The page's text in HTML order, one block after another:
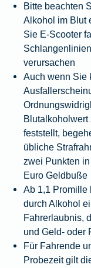
Bitte beachten
Alkohol im Blut
Sie E-Scooter
verursachen
Auch wenn Sie
feststellt,
übliche
zwei Punkten
Euro Geldbuße
Ab 1,1 Promille
durch Alkohol
Fahrerlaubnis,
und Geld- oder
Für Fahrende
Probezeit gilt